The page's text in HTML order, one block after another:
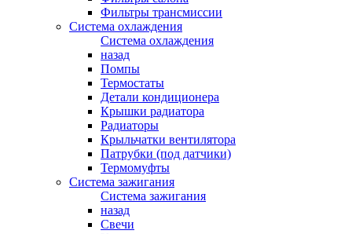
Фильтры трансмиссии
Система охлаждения
Система охлаждения
назад
Помпы
Термостаты
Детали кондиционера
Крышки радиатора
Радиаторы
Крыльчатки вентилятора
Патрубки (под датчики)
Термомуфты
Система зажигания
Система зажигания
назад
Свечи